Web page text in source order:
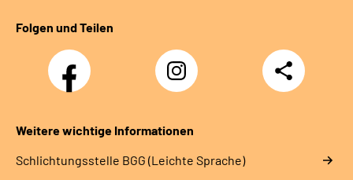
Folgen und Teilen
Facebook Instagram
Teilen
Weitere wichtige Informationen
Schlich­tungs­stel­le BGG (Leichte Sprache)